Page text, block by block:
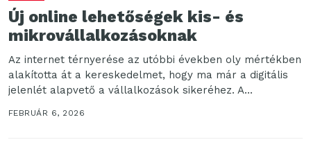
Új online lehetőségek kis- és
mikrovállalkozásoknak
Az internet térnyerése az utóbbi években oly mértékben
alakította át a kereskedelmet, hogy ma már a digitális
jelenlét alapvető a vállalkozások sikeréhez. A...
FEBRUÁR 6, 2026